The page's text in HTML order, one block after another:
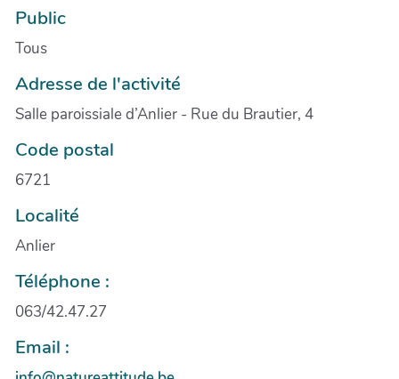
Public
Tous
Adresse de l'activité
Salle paroissiale d’Anlier - Rue du Brautier, 4
Code postal
6721
Localité
Anlier
Téléphone :
063/42.47.27
Email :